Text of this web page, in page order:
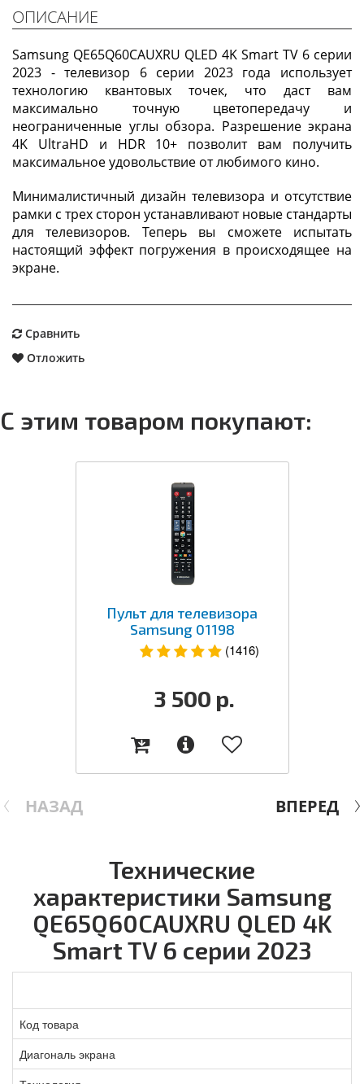
ОПИСАНИЕ
Samsung QE65Q60CAUXRU QLED 4K Smart TV 6 серии
2023 - телевизор 6 серии 2023 года использует
технологию квантовых точек, что даст вам
максимально точную цветопередачу и
неограниченные углы обзора. Разрешение экрана
4K UltraHD и HDR 10+ позволит вам получить
максимальное удовольствие от любимого кино.
Минималистичный дизайн телевизора и отсутствие
рамки с трех сторон устанавливают новые стандарты
для телевизоров. Теперь вы сможете испытать
настоящий эффект погружения в происходящее на
экране.
Сравнить
Отложить
С этим товаром покупают:
НАЗАД
Пульт для телевизора
Samsung 01198
(1416)
3 500 р.
ВПЕРЕД
Технические
характеристики Samsung
QE65Q60CAUXRU QLED 4K
Smart TV 6 серии 2023
Код товара
Диагональ экрана